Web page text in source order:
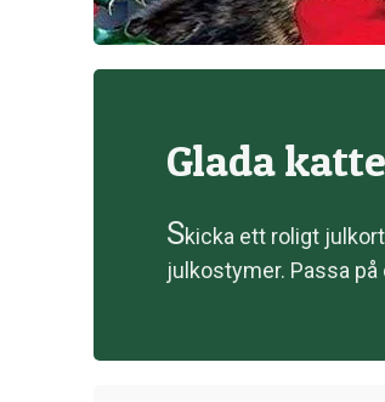
Glada
Skicka ett roligt
julkostymer. Passa